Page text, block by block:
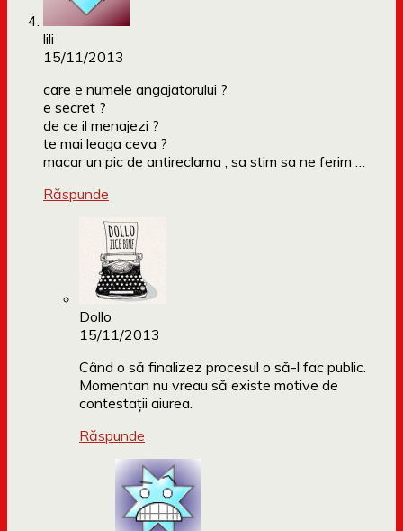
lili
15/11/2013
care e numele angajatorului ?
e secret ?
de ce il menajezi ?
te mai leaga ceva ?
macar un pic de antireclama , sa stim sa ne ferim …
Răspunde
Dollo
15/11/2013
Când o să finalizez procesul o să-l fac public.
Momentan nu vreau să existe motive de
contestații aiurea.
Răspunde